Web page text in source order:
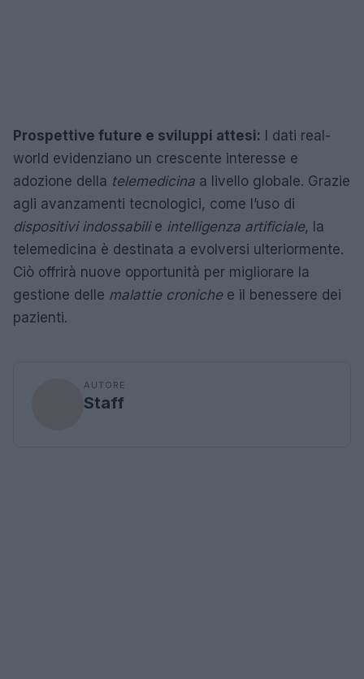
Prospettive future e sviluppi attesi: I dati real-
world evidenziano un crescente interesse e
adozione della telemedicina a livello globale. Grazie
agli avanzamenti tecnologici, come l’uso di
dispositivi indossabilie intelligenza artificiale, la
telemedicina è destinata a evolversi ulteriormente.
Ciò offrirà nuove opportunità per migliorare la
gestione delle malattie cronichee il benessere dei
pazienti.
AUTORE
Staff